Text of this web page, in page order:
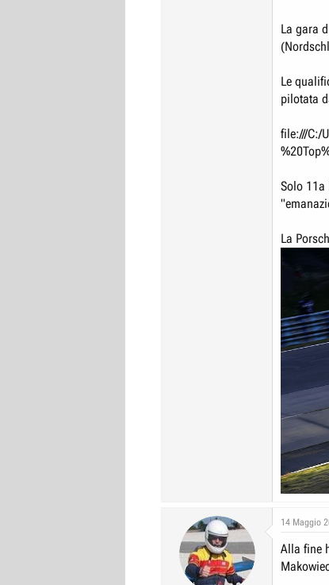
La gara
Le
pilotata
file:///C:/
Solo
La
14 Maggio
Alla fine